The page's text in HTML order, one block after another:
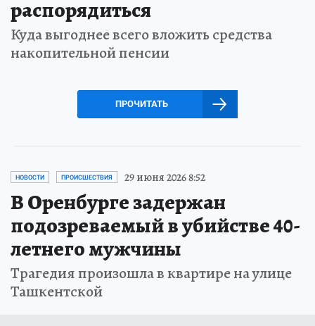
распорядиться
Куда выгоднее всего вложить средства
накопительной пенсии
ПРОЧИТАТЬ
НОВОСТИ ПРОИСШЕСТВИЯ 29 июня 2026 8:52
В Оренбурге задержан
подозреваемый в убийстве 40-
летнего мужчины
Трагедия произошла в квартире на улице
Ташкентской